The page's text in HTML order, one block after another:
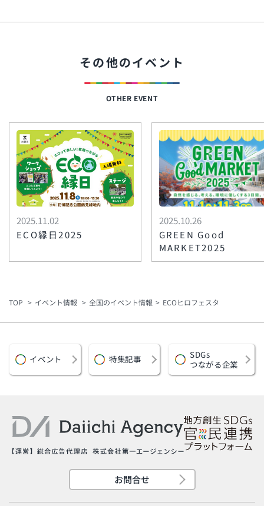
その他のイベント
OTHER EVENT
2025.11.02
ECO縁日2025
2025.10.26
GREEN Good
MARKET2025
TOP イベント情報 全国のイベント情報 ECOヒロフェスタ
イベント 特集記事
SDGs
つながる企業
お問合せ